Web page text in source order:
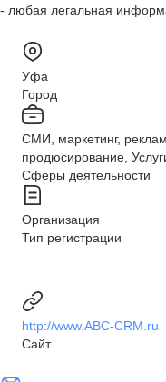
- любая легальная
Уфа
Город
СМИ, маркетинг,
продюсирование,
Сферы деятельности
Организация
Тип регистрации
http://www.ABC-CRM.ru
Сайт